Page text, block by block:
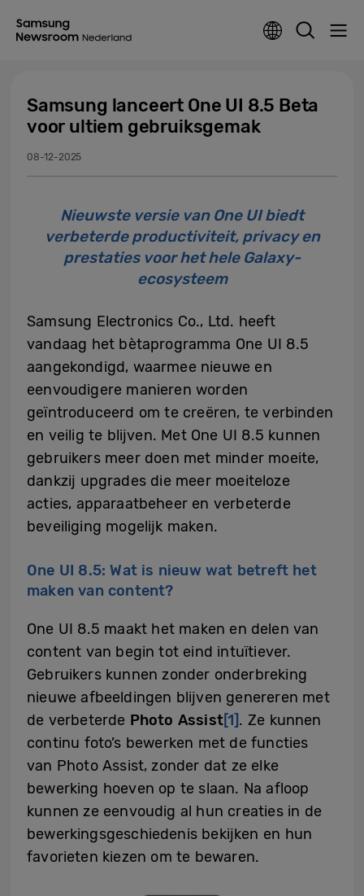
Samsung lanceert One UI 8.5 Beta
voor ultiem gebruiksgemak
08-12-2025
Nieuwste versie van One UI biedt
verbeterde productiviteit, privacy en
prestaties voor het hele Galaxy-
ecosysteem
Samsung Electronics Co., Ltd. heeft
vandaag het bètaprogramma One UI 8.5
aangekondigd, waarmee nieuwe en
eenvoudigere manieren worden
geïntroduceerd om te creëren, te verbinden
en veilig te blijven. Met One UI 8.5 kunnen
gebruikers meer doen met minder moeite,
dankzij upgrades die meer moeiteloze
acties, apparaatbeheer en verbeterde
beveiliging mogelijk maken.
One UI 8.5: Wat is nieuw wat betreft het
maken van content?
One UI 8.5 maakt het maken en delen van
content van begin tot eind intuïtiever.
Gebruikers kunnen zonder onderbreking
nieuwe afbeeldingen blijven genereren met
de verbeterde Photo Assist[1]. Ze kunnen
continu foto’s bewerken met de functies
van Photo Assist, zonder dat ze elke
bewerking hoeven op te slaan. Na afloop
kunnen ze eenvoudig al hun creaties in de
bewerkingsgeschiedenis bekijken en hun
favorieten kiezen om te bewaren.